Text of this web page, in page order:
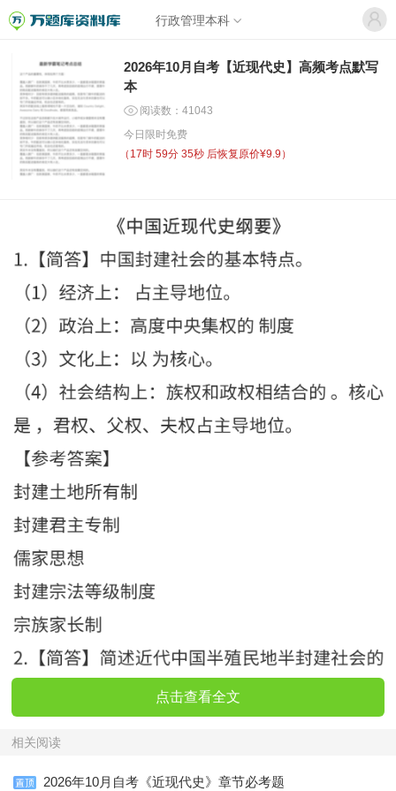
行政管理本科
2026年10月自考【近现代史】高频考点默写
本
阅读数：41043
今日限时免费
（ 17时 59分 35秒 后恢复原价¥9.9）
点击查看全文
相关阅读
2026年10月自考《近现代史》章节必考题